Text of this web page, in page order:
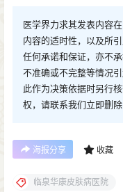
医学界力求其发表内容
内容的适时性，以及所
任何承诺和保证，亦不
不准确或不完整等情况
此作为决策依据时另行
权，请联系我们立即删除
海报分享 收藏
临泉华康皮肤病医院